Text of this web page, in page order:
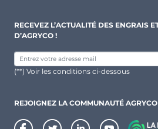
RECEVEZ L’ACTUALITÉ DES ENGRAIS
D’AGRYCO !
(**) Voir les conditions ci-dessous
REJOIGNEZ LA COMMUNAUTÉ AGRYCO